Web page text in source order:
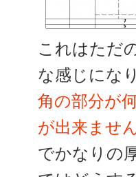
これはただ
な感じにな
角の部分が
が出来ません
でかなりの